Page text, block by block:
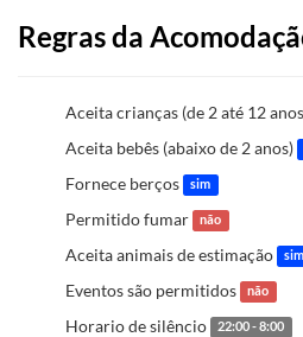
Regras da
Aceita crianças (de 2 até 12
Aceita bebês (abaixo de 2 anos)
Fornece berços sim
Permitido fumar não
Aceita animais de estimação sim
Eventos são permitidos não
Horario de silêncio 22:00 - 8:00